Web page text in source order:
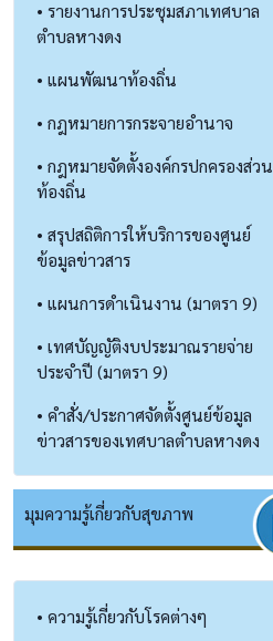
• รายงานการประชุมสภาเทศบาล
ตำบลหางดง
• แผนพัฒนาท้องถิ่น
• กฎหมายการกระจายอำนาจ
• กฎหมายจัดตั้งองค์กรปกครองส่วน
ท้องถิ่น
• สรุปสถิติการให้บริการของศูนย์
ข้อมูลข่าวสาร
• แผนการดำเนินงาน (มาตรา 9)
• เทศบัญญัติงบประมาณรายจ่าย
ประจำปี (มาตรา 9)
• คำสั่ง/ประกาศจัดตั้งศูนย์ข้อมูล
ข่าวสารของเทศบาลตำบลหางดง
มุมความรู้เกี่ยวกับสุขภาพ
• ความรู้เกี่ยวกับโรคต่างๆ